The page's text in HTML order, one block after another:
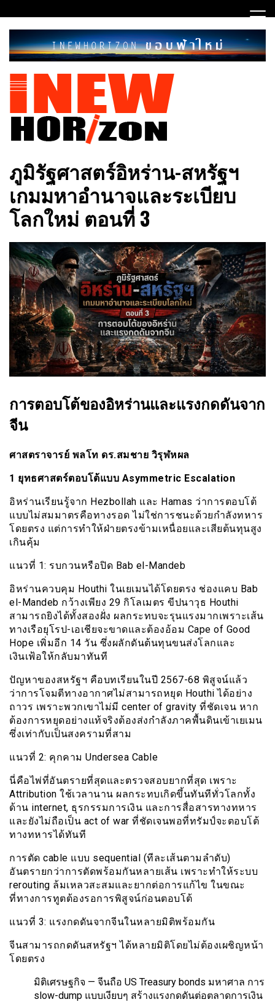
to
content
INEWHORIZON
ภูมิรัฐศาสตร์อิหร่าน-สหรัฐฯ
เกมมหาอำนาจและระเบียบ
โลกใหม่ ตอนที่ 3
การตอบโต้ของอิหร่านและแรงกดดันจาก
จีน
ศาสตราจารย์ พลโท ดร.สมชาย วิรุฬหผล
1 ยุทธศาสตร์ตอบโต้แบบ Asymmetric Escalation
อิหร่านเรียนรู้จาก Hezbollah และ Hamas ว่าการตอบโต้
แบบไม่สมมาตรคือทางรอด ไม่ใช่การชนะด้วยกำลังทหาร
โดยตรง แต่การทำให้ฝ่ายตรงข้ามเหนื่อยและเสียต้นทุนสูง
เกินคุ้ม
แนวที่ 1: รบกวนหรือปิด Bab el-Mandeb
อิหร่านควบคุม Houthi ในเยเมนได้โดยตรง ช่องแคบ Bab
el-Mandeb กว้างเพียง 29 กิโลเมตร ขีปนาวุธ Houthi
สามารถยิงได้ทั้งสองฝั่ง ผลกระทบจะรุนแรงมากเพราะเส้น
ทางเรือยุโรป-เอเชียจะขาดและต้องอ้อม Cape of Good
Hope เพิ่มอีก 14 วัน ซึ่งผลักดันต้นทุนขนส่งโลกและ
เงินเฟ้อให้กลับมาทันที
ปัญหาของสหรัฐฯ คือบทเรียนในปี 2567-68 พิสูจน์แล้ว
ว่าการโจมตีทางอากาศไม่สามารถหยุด Houthi ได้อย่าง
ถาวร เพราะพวกเขาไม่มี center of gravity ที่ชัดเจน หาก
ต้องการหยุดอย่างแท้จริงต้องส่งกำลังภาคพื้นดินเข้าเยเมน
ซึ่งเท่ากับเป็นสงครามที่สาม
แนวที่ 2: คุกคาม Undersea Cable
นี่คือไพ่ที่อันตรายที่สุดและตรวจสอบยากที่สุด เพราะ
Attribution ใช้เวลานาน ผลกระทบเกิดขึ้นทันทีทั่วโลกทั้ง
ด้าน internet, ธุรกรรมการเงิน และการสื่อสารทางทหาร
และยังไม่ถือเป็น act of war ที่ชัดเจนพอที่ทรัมป์จะตอบโต้
ทางทหารได้ทันที
การตัด cable แบบ sequential (ทีละเส้นตามลำดับ)
อันตรายกว่าการตัดพร้อมกันหลายเส้น เพราะทำให้ระบบ
rerouting ล้มเหลวสะสมและยากต่อการแก้ไข ในขณะ
ที่ทางการทูตต้องรอการพิสูจน์ก่อนตอบโต้
แนวที่ 3: แรงกดดันจากจีนในหลายมิติพร้อมกัน
จีนสามารถกดดันสหรัฐฯ ได้หลายมิติโดยไม่ต้องเผชิญหน้า
โดยตรง
มิติเศรษฐกิจ — จีนถือ US Treasury bonds มหาศาล การ
slow-dump แบบเงียบๆ สร้างแรงกดดันต่อตลาดการเงิน